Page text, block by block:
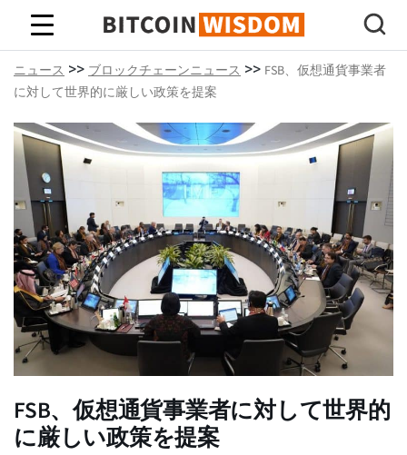
ビットコインの知恵
ニュース >> ブロックチェーンニュース >> FSB、仮想通貨事業者
に対して世界的に厳しい政策を提案
FSB、仮想通貨事業者に対して世界的
に厳しい政策を提案